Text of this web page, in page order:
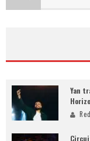
Yan